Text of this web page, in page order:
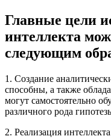
Главные цели
интеллекта
следующим
1. Создание
способны, а также
могут самостоятельно
различного рода
2. Реализация